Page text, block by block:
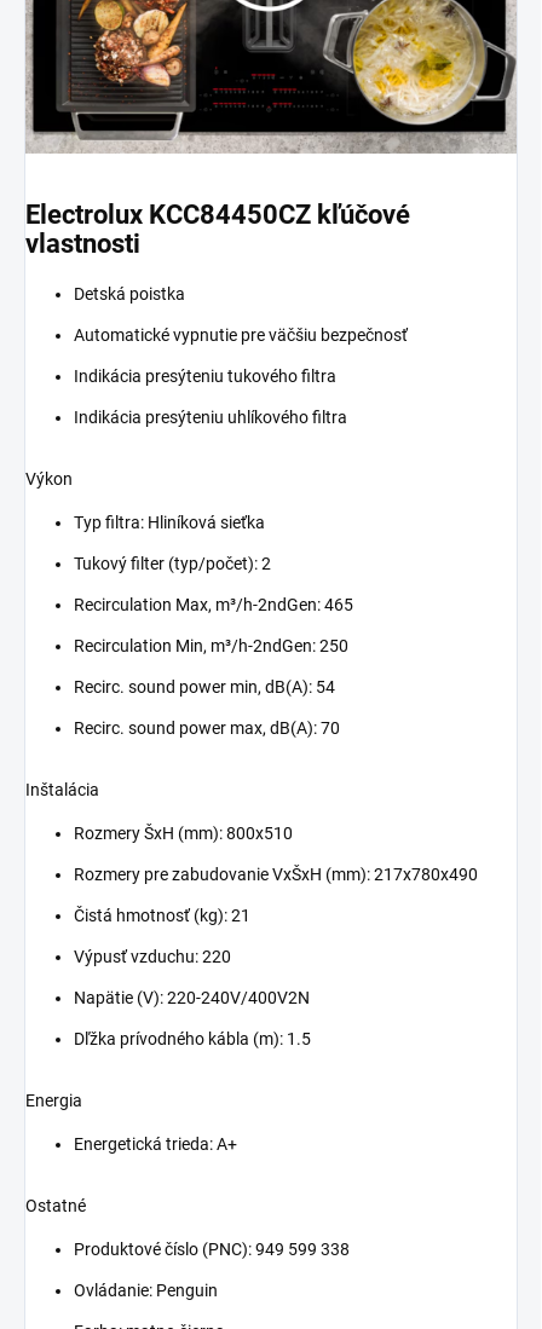
Electrolux KCC84450CZ kľúčové
vlastnosti
Detská poistka
Automatické vypnutie pre väčšiu bezpečnosť
Indikácia presýteniu tukového filtra
Indikácia presýteniu uhlíkového filtra
Výkon
Typ filtra: Hliníková sieťka
Tukový filter (typ/počet): 2
Recirculation Max, m³/h-2ndGen: 465
Recirculation Min, m³/h-2ndGen: 250
Recirc. sound power min, dB(A): 54
Recirc. sound power max, dB(A): 70
Inštalácia
Rozmery ŠxH (mm): 800x510
Rozmery pre zabudovanie VxŠxH (mm): 217x780x490
Čistá hmotnosť (kg): 21
Výpusť vzduchu: 220
Napätie (V): 220-240V/400V2N
Dľžka prívodného kábla (m): 1.5
Energia
Energetická trieda: A+
Ostatné
Produktové číslo (PNC):949 599 338
Ovládanie: Penguin